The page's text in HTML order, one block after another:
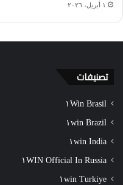
١ أبريل، ٢٠٢٦
تصنيفات
١Win Brasil
١win Brazil
١win India
١WIN Official In Russia
١win Turkiye